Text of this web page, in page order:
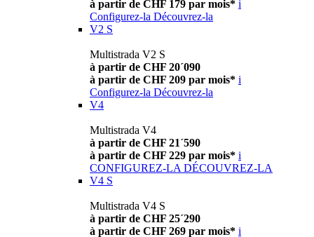
à partir de CHF 179 par mois* i
Configurez-la Découvrez-la
V2 S
Multistrada V2 S
à partir de CHF 20´090
à partir de CHF 209 par mois* i
Configurez-la Découvrez-la
V4
Multistrada V4
à partir de CHF 21´590
à partir de CHF 229 par mois* i
CONFIGUREZ-LA DÉCOUVREZ-LA
V4 S
Multistrada V4 S
à partir de CHF 25´290
à partir de CHF 269 par mois* i